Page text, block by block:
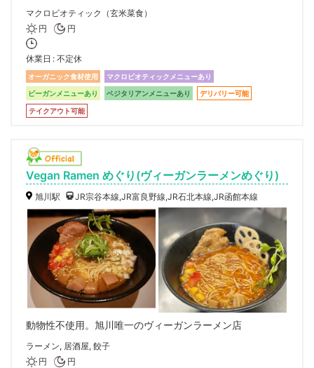
マクロビオティック（玄米菜食）
円
円
休業日 不定休
オーガニック食材使用
マクロビオティックメニューあり
ビーガンメニューあり
ベジタリアンメニューあり デリバリー可能
テイクアウト可能
Vegan Ramen めぐり(ヴィーガンラーメンめぐり)
旭川駅 JR宗谷本線,JR富良野線,JR石北本線,JR函館本線
動物性不使用。旭川唯一のヴィーガンラーメン店
ラーメン, 居酒屋, 餃子
円
円